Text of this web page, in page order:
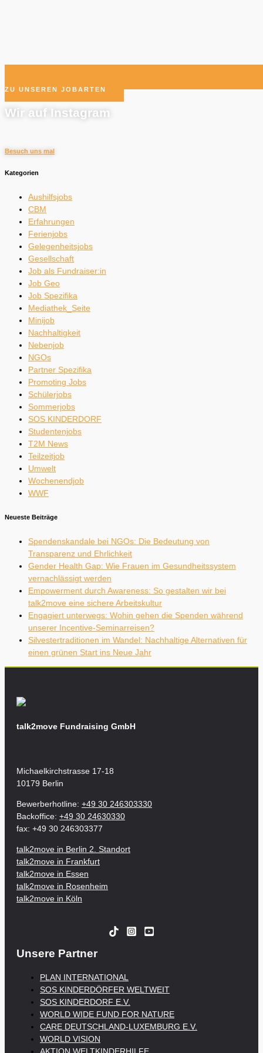
ZU UNSEREN JOBARTEN
Wir auf Instagram
Besuch uns mal
Kategorien
Aushilfsjobs
CBM
Erfahrungen
Ferienjobs
Gelegenheitsjobs
Gesellschaft
Job als Fundraiser:in
Job Geo
Job Spezifika
Mediathek_Seite
Minijob
Nachhaltigkeit
Nebenjob
NGOs
Partner Spezifika
Promoting Jobs
Schülerjobs
Sommerjobs
SOS KINDERDORF
Studentenjobs
T2M News
Teilzeitjob
Umwelt
Wochenendjob
WWF
Neueste Beiträge
Spendenskandale bei NGOs: Die Bedeutung von
Transparenz und Ehrlichkeit
Gender Health Gap: Wie Frauen im Gesundheitssystem
vernachlässigt werden
Empowerment durch Awareness: So gestalten wir bei
talk2move eine sichere Arbeitskultur
Engagiert unterwegs: Wohin gehen die Spenden während
unserer Incentive-Seminarreisen?
Silvestertraditionen im Wandel: Nachhaltige Alternativen für
einen grünen Start ins Neue Jahr
talk2move Fundraising GmbH
Michaelkirchstrasse 17-18
10179 Berlin
Bewerberhotline: +49 30 246303330
Backoffice: +49 30 24630330
fax: +49 30 246303377
talk2move in Berlin 2. Standort
talk2move in Frankfurt
talk2move in Essen
talk2move in Rosenheim
talk2move in Köln
Unsere Partner
PLAN INTERNATIONAL
SOS KINDERDÖRFER WELTWEIT
SOS KINDERDORF E.V.
WORLD WIDE FUND FOR NATURE
CARE DEUTSCHLAND-LUXEMBURG E.V.
WORLD VISION